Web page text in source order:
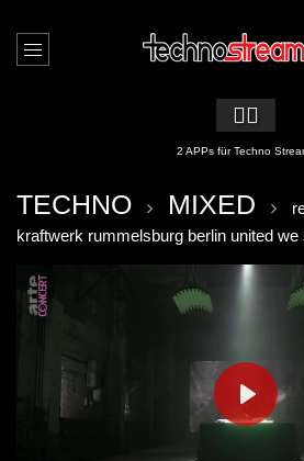
🏳️‍🌈
2 APPs für Techno
TECHNO MIXED
kraftwerk rummelsburg berlin united
PLAY